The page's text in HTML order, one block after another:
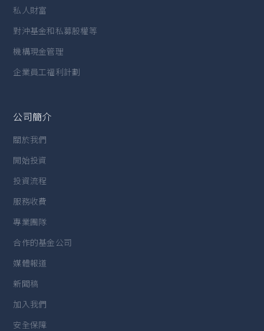
私人財富
對沖基金和私募股權等
機構現金管理
企業員工福利計劃
公司簡介
關於我們
開始投資
投資流程
服務收費
專業團隊
合作的基金公司
媒體報道
新聞稿
加入我們
安全保障